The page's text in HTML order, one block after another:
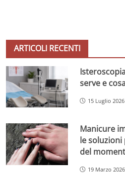
ARTICOLI RECENTI
serve e
15 Luglio 2026
Manicure
le
del
19 Marzo 2026